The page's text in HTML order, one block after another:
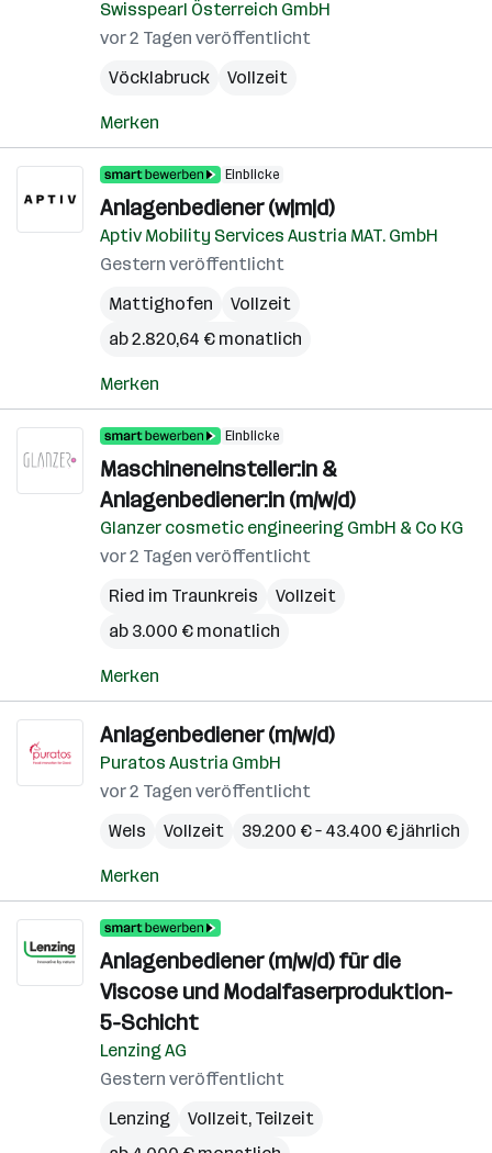
Swisspearl Österreich GmbH
vor 2 Tagen veröffentlicht
Vöcklabruck
Vollzeit
Merken
Einblicke
Anlagenbediener (w|m|d)
Aptiv Mobility Services Austria MAT. GmbH
Gestern veröffentlicht
Mattighofen
Vollzeit
ab 2.820,64 € monatlich
Merken
Einblicke
Maschineneinsteller:in &
Anlagenbediener:in (m/w/d)
Glanzer cosmetic engineering GmbH & Co KG
vor 2 Tagen veröffentlicht
Ried im Traunkreis
Vollzeit
ab 3.000 € monatlich
Merken
Anlagenbediener (m/w/d)
Puratos Austria GmbH
vor 2 Tagen veröffentlicht
Wels
Vollzeit 39.200 € – 43.400 € jährlich
Merken
Anlagenbediener (m/w/d) für die
Viscose und Modalfaserproduktion-
5-Schicht
Lenzing AG
Gestern veröffentlicht
Lenzing
Vollzeit, Teilzeit